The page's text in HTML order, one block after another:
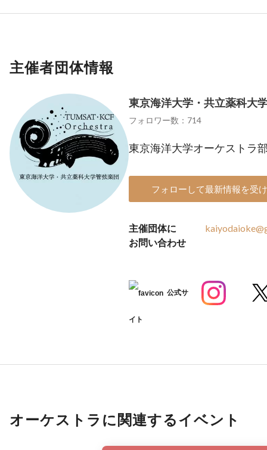
主催者団体情報
東京海洋大学・共立薬科大
フォロワー数：714
東京海洋大学オーケストラ
フォローして最新情報を受
主催団体に
お問い合わせ
公式サ
イト
オーケストラに関連するイベント